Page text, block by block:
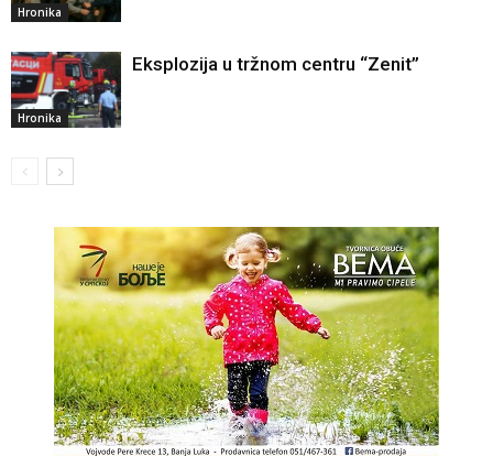
Hronika
Hronika
Eksplozija u tržnom centru “Zenit”